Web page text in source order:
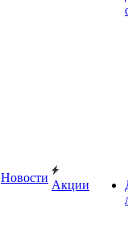
Новости
Акции